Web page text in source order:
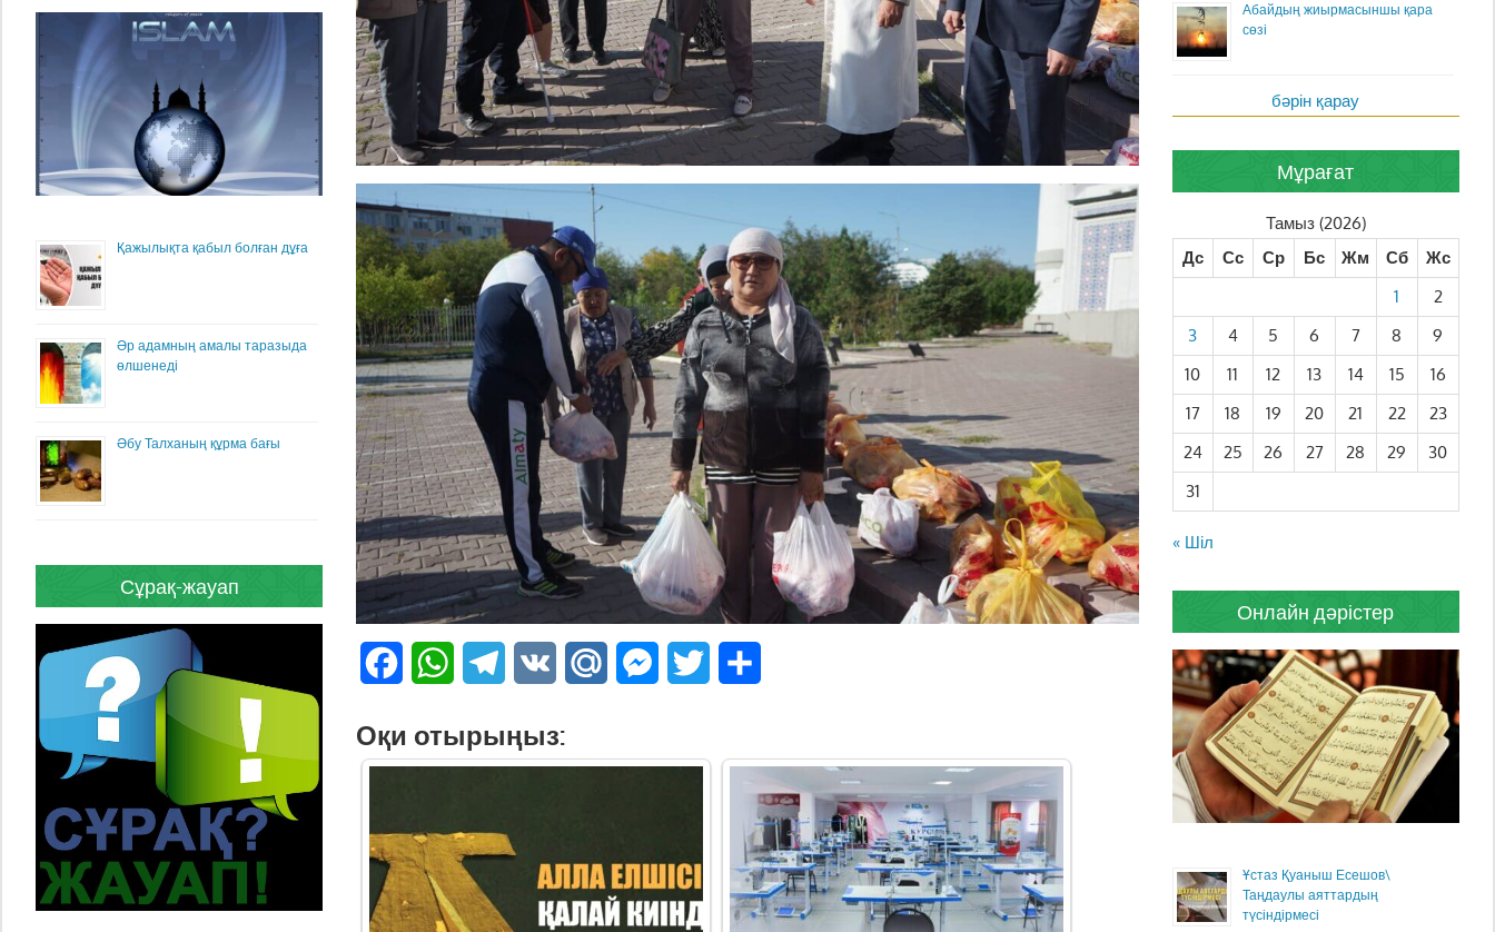
FacebookWhatsAppTelegram
VK Mail.Ru Messenger
Twitter
Оқи отырыңыз:
Қажылықта қабыл болған дұға
Әр адамның амалы таразыда
өлшенеді
Әбу Талханың құрма бағы
Сұрақ-жауап
Абайдың жиырмасыншы қара
сөзі
бәрін қарау
Мұрағат
Тамыз (2026)
Дс
Сс Ср Бс Жм Сб
Жс
1
2
3
4 5 6 7 8
9
10
11 12 13 14 15
16
17
18 19 20 21 22
23
24
25 26 27 28 29
30
31
« Шіл
Онлайн дәрістер
Ұстаз Қуаныш Есешов\
Таңдаулы аяттардың
түсіндірмесі